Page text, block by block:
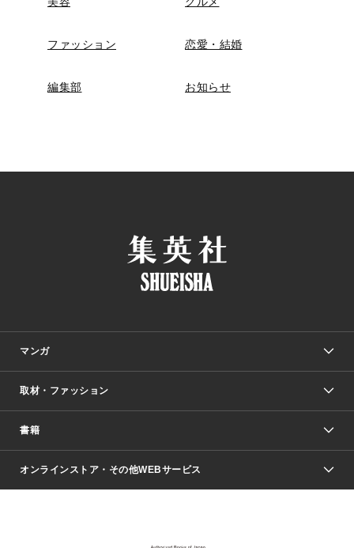
ファッション 恋愛・結婚
編集部 お知らせ
マンガ
少年マンガ
Vジャンプ
週刊ヤングジャンプ
少女マンガ
取材・ファッション
Seventeen
芸能・情報・スポーツ
書籍
文芸・文庫・総合
オンラインストア・その他WEBサービス